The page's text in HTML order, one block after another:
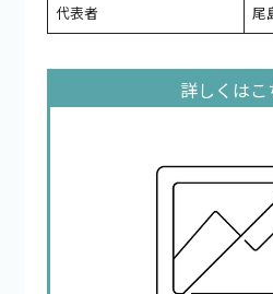
代表者
尾